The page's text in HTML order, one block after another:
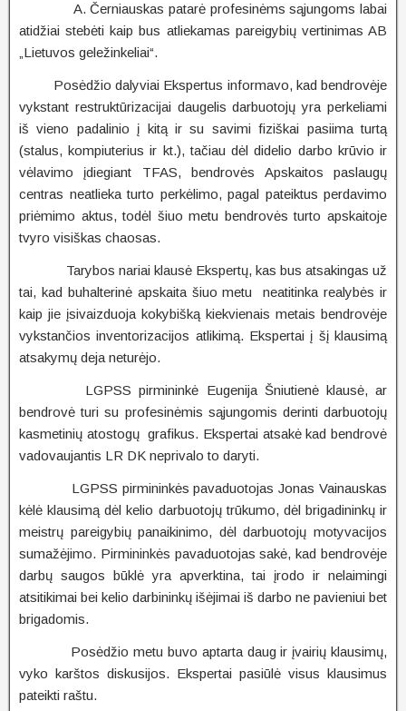
A. Černiauskas patarė profesinėms sąjungoms labai
atidžiai stebėti kaip bus atliekamas pareigybių vertinimas AB
„Lietuvos geležinkeliai“.
Posėdžio dalyviai Ekspertus informavo, kad bendrovėje
vykstant restruktūrizacijai daugelis darbuotojų yra perkeliami
iš vieno padalinio į kitą ir su savimi fiziškai pasiima turtą
(stalus, kompiuterius ir kt.), tačiau dėl didelio darbo krūvio ir
vėlavimo įdiegiant TFAS, bendrovės Apskaitos paslaugų
centras neatlieka turto perkėlimo, pagal pateiktus perdavimo
priėmimo aktus, todėl šiuo metu bendrovės turto apskaitoje
tvyro visiškas chaosas.
Tarybos nariai klausė Ekspertų, kas bus atsakingas už
tai, kad buhalterinė apskaita šiuo metu neatitinka realybės ir
kaip jie įsivaizduoja kokybišką kiekvienais metais bendrovėje
vykstančios inventorizacijos atlikimą. Ekspertai į šį klausimą
atsakymų deja neturėjo.
LGPSS pirmininkė Eugenija Šniutienė klausė, ar
bendrovė turi su profesinėmis sąjungomis derinti darbuotojų
kasmetinių atostogų grafikus. Ekspertai atsakė kad bendrovė
vadovaujantis LR DK neprivalo to daryti.
LGPSS pirmininkės pavaduotojas Jonas Vainauskas
kėlė klausimą dėl kelio darbuotojų trūkumo, dėl brigadininkų ir
meistrų pareigybių panaikinimo, dėl darbuotojų motyvacijos
sumažėjimo. Pirmininkės pavaduotojas sakė, kad bendrovėje
darbų saugos būklė yra apverktina, tai įrodo ir nelaimingi
atsitikimai bei kelio darbininkų išėjimai iš darbo ne pavieniui bet
brigadomis.
Posėdžio metu buvo aptarta daug ir įvairių klausimų,
vyko karštos diskusijos. Ekspertai pasiūlė visus klausimus
pateikti raštu.